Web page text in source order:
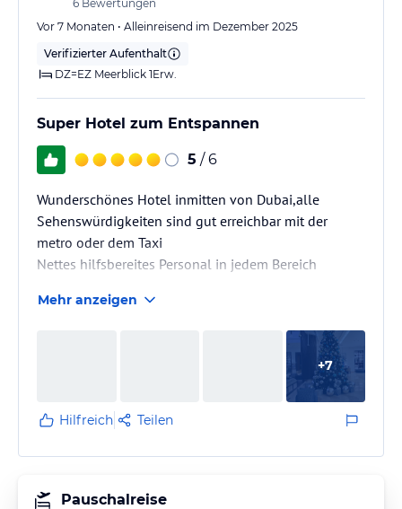
Schon bei der Ankunft fühlt man sich willkommen.
Das gesamte Hotel ist modern, stilvoll…
6 Bewertungen
Vor 7 Monaten • Alleinreisend im Dezember 2025
Verifizierter Aufenthalt
DZ=EZ Meerblick 1Erw.
Super Hotel zum Entspannen
5 / 6
Wunderschönes Hotel inmitten von Dubai,alle
Sehenswürdigkeiten sind gut erreichbar mit der
metro oder dem Taxi
Nettes hilfsbereites Personal in jedem Bereich
Mehr anzeigen
+7
Hilfreich Teilen
Pauschalreise